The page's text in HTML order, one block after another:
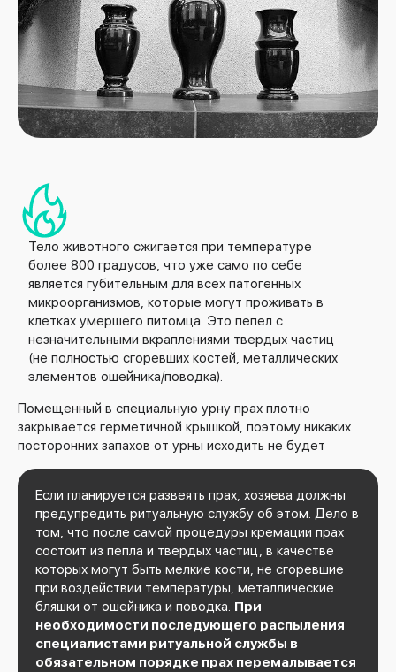
Тело животного сжигается при температуре
более 800 градусов, что уже само по себе
является губительным для всех патогенных
микроорганизмов, которые могут проживать в
клетках умершего питомца. Это пепел с
незначительными вкраплениями твердых частиц
(не полностью сгоревших костей, металлических
элементов ошейника/поводка).
Помещенный в специальную урну прах плотно
закрывается герметичной крышкой, поэтому никаких
посторонних запахов от урны исходить не будет
Если планируется развеять прах, хозяева должны
предупредить ритуальную службу об этом. Дело в
том, что после самой процедуры кремации прах
состоит из пепла и твердых частиц, в качестве
которых могут быть мелкие кости, не сгоревшие
при воздействии температуры, металлические
бляшки от ошейника и поводка. При
необходимости последующего распыления
специалистами ритуальной службы в
обязательном порядке прах перемалывается